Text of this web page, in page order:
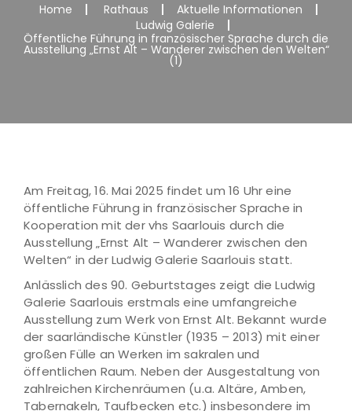
Home Rathaus
Aktuelle Informationen
Ludwig Galerie
Öffentliche Führung in französischer Sprache durch die
Ausstellung „Ernst Alt – Wanderer zwischen den Welten“
(1)
Am Freitag, 16. Mai 2025 findet um 16 Uhr eine
öffentliche Führung in französischer Sprache in
Kooperation mit der vhs Saarlouis durch die
Ausstellung „Ernst Alt – Wanderer zwischen den
Welten“ in der Ludwig Galerie Saarlouis statt.
Anlässlich des 90. Geburtstages zeigt die Ludwig
Galerie Saarlouis erstmals eine umfangreiche
Ausstellung zum Werk von Ernst Alt. Bekannt wurde
der saarländische Künstler (1935 – 2013) mit einer
großen Fülle an Werken im sakralen und
öffentlichen Raum. Neben der Ausgestaltung von
zahlreichen Kirchenräumen (u.a. Altäre, Amben,
Tabernakeln, Taufbecken etc.) insbesondere im